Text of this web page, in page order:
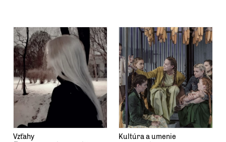
Vzťahy Kultúra a umenie